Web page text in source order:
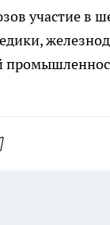
участие в